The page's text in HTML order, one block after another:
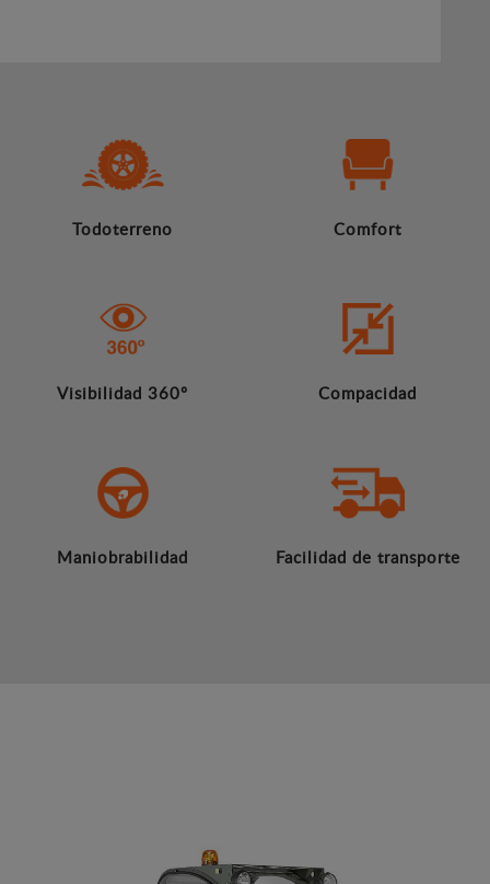
Todoterreno Comfort
Visibilidad 360º Compacidad
Maniobrabilidad Facilidad de transporte